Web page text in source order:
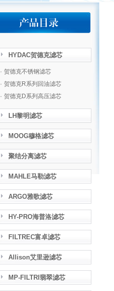
HYDAC贺德克滤芯
· 贺德克不锈钢滤芯
· 贺德克R系列回油滤芯
· 贺德克D系列高压滤芯
LH黎明滤芯
MOOG穆格滤芯
聚结分离滤芯
MAHLE马勒滤芯
ARGO雅歌滤芯
HY-PRO海普洛滤芯
FILTREC富卓滤芯
Allison艾里逊滤芯
MP-FILTRI翡翠滤芯